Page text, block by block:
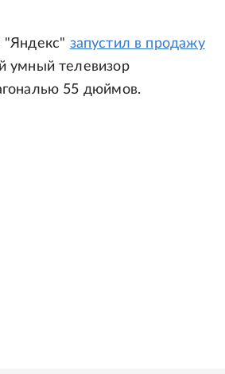
"Яндекс" запустил в продажу
умный телевизор
55 дюймов.